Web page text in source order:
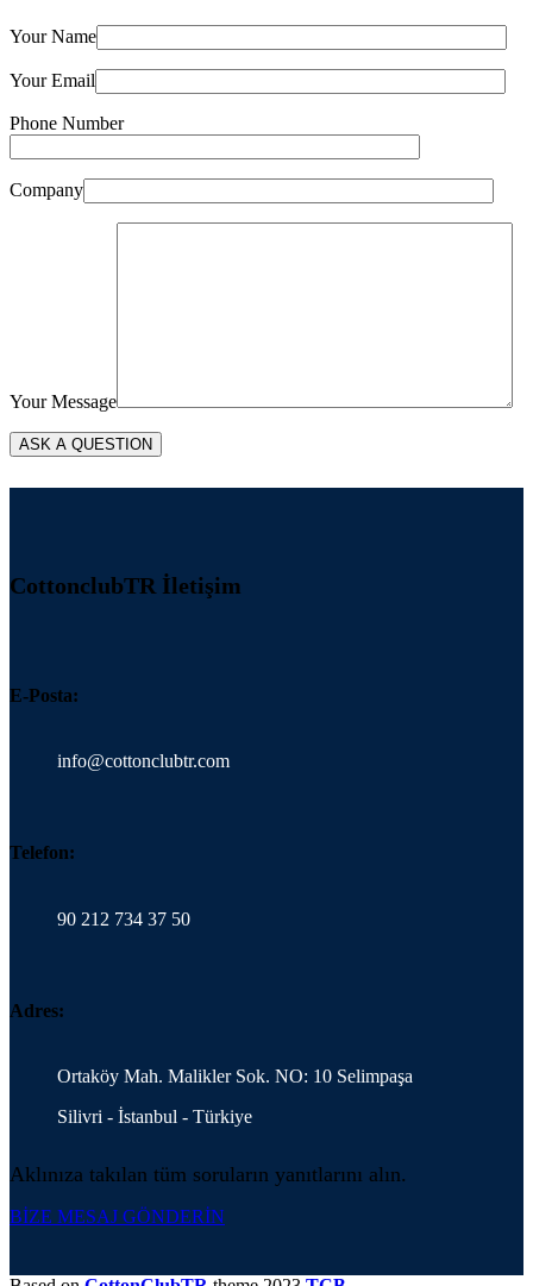
Your Name
Your Email
Phone Number
Company
Your Message
CottonclubTR İletişim
E-Posta:
info@cottonclubtr.com
Telefon:
90 212 734 37 50
Adres:
Ortaköy Mah. Malikler Sok. NO: 10 Selimpaşa
Silivri - İstanbul - Türkiye
Aklınıza takılan tüm soruların yanıtlarını alın.
BİZE MESAJ GÖNDERİN